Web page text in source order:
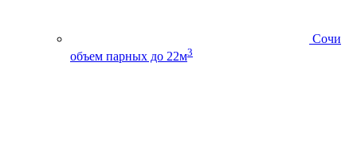
Сочи
объем парных до 22м3